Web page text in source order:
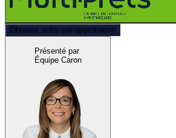
Obtenez votre pré-approbation
Présenté par
Équipe Caron